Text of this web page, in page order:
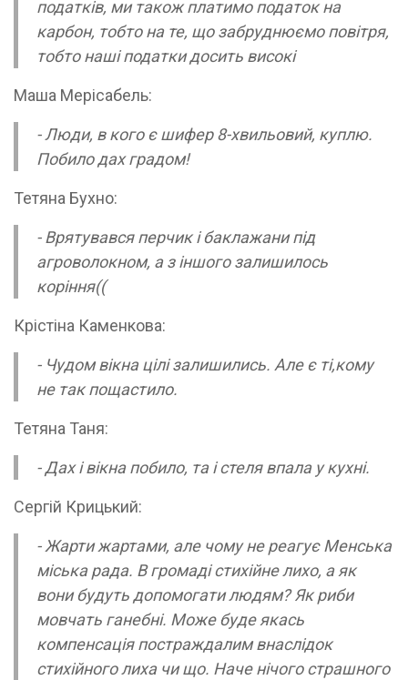
податків, ми також платимо податок на
карбон, тобто на те, що забруднюємо повітря,
тобто наші податки досить високі
Маша Мерісабель:
- Люди, в кого є шифер 8-хвильовий, куплю.
Побило дах градом!
Тетяна Бухно:
- Врятувався перчик і баклажани під
агроволокном, а з іншого залишилось
коріння((
Крістіна Каменкова:
- Чудом вікна цілі залишились. Але є ті,кому
не так пощастило.
Тетяна Таня:
- Дах і вікна побило, та і стеля впала у кухні.
Сергій Крицький:
- Жарти жартами, але чому не реагує Менська
міська рада. В громаді стихійне лихо, а як
вони будуть допомогати людям? Як риби
мовчать ганебні. Може буде якась
компенсація постраждалим внаслідок
стихійного лиха чи що. Наче нічого страшного